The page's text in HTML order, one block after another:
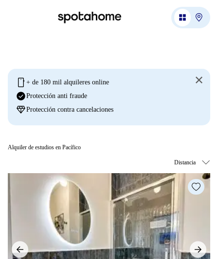
mobile + de 180 mil alquileres online
check_circleProtección anti fraude
diamondProtección contra cancelaciones
Alquiler de estudios en Pacífico